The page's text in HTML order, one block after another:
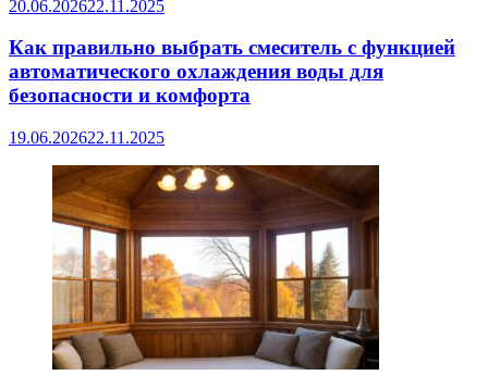
20.06.202622.11.2025
Как правильно выбрать смеситель с функцией
автоматического охлаждения воды для
безопасности и комфорта
19.06.202622.11.2025